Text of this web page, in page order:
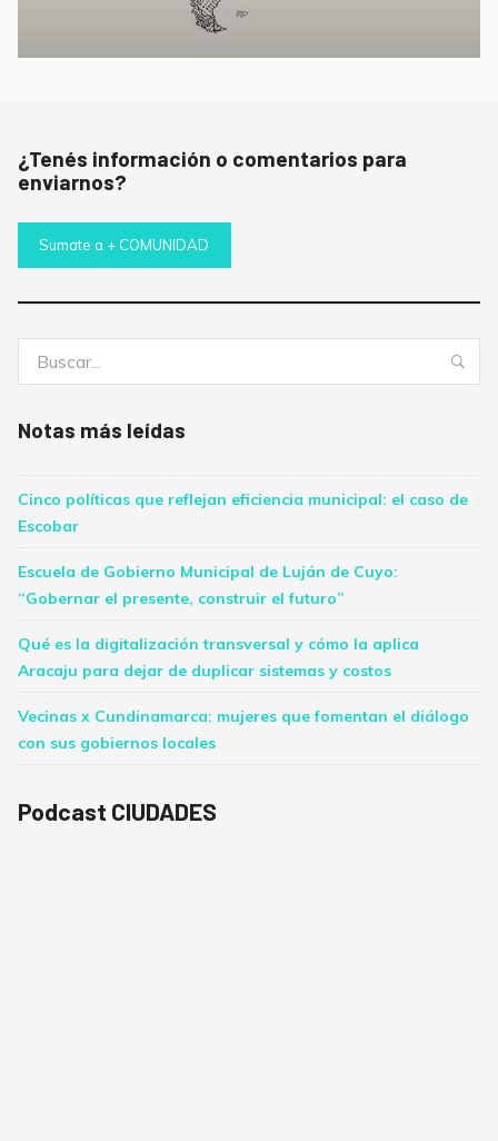
¿Tenés información o comentarios para
enviarnos?
Sumate a + COMUNIDAD
Notas más leídas
Cinco políticas que reflejan eficiencia municipal: el caso de
Escobar
Escuela de Gobierno Municipal de Luján de Cuyo:
“Gobernar el presente, construir el futuro”
Qué es la digitalización transversal y cómo la aplica
Aracaju para dejar de duplicar sistemas y costos
Vecinas x Cundinamarca: mujeres que fomentan el diálogo
con sus gobiernos locales
Podcast CIUDADES